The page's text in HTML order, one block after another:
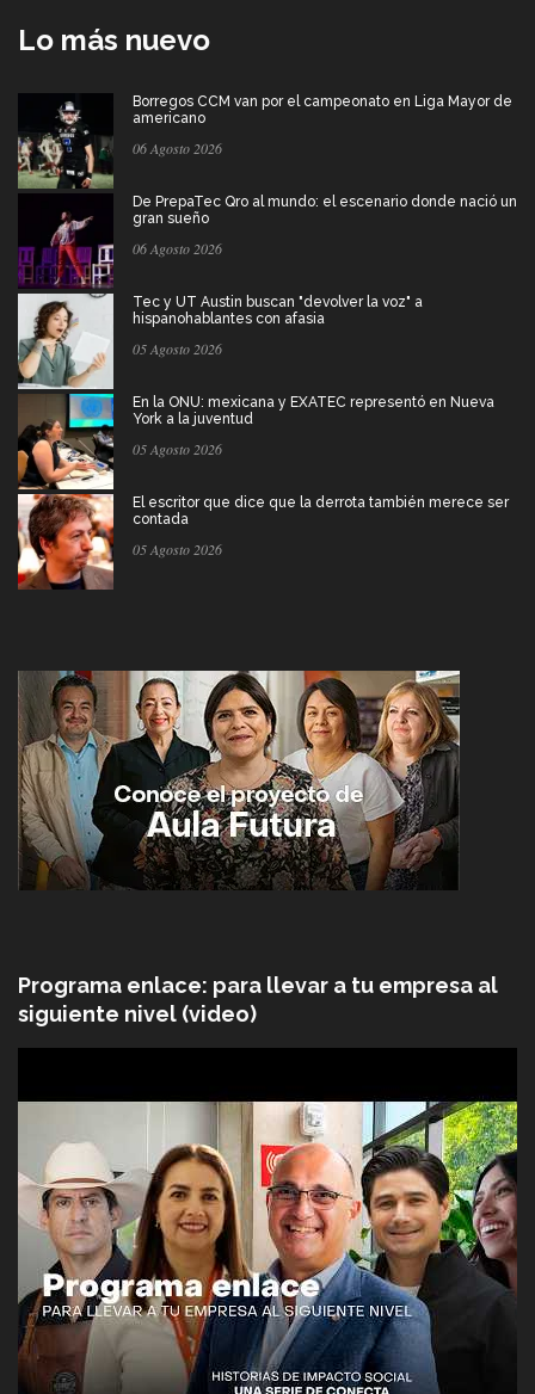
Lo más nuevo
Borregos CCM van por el campeonato en Liga Mayor de
americano
06 Agosto 2026
De PrepaTec Qro al mundo: el escenario donde nació un
gran sueño
06 Agosto 2026
Tec y UT Austin buscan "devolver la voz" a
hispanohablantes con afasia
05 Agosto 2026
En la ONU: mexicana y EXATEC representó en Nueva
York a la juventud
05 Agosto 2026
El escritor que dice que la derrota también merece ser
contada
05 Agosto 2026
Programa enlace: para llevar a tu empresa al
siguiente nivel (video)